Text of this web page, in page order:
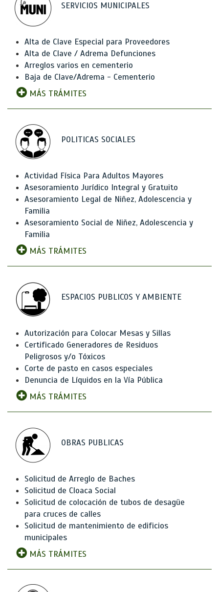
SERVICIOS MUNICIPALES
Alta de Clave Especial para Proveedores
Alta de Clave / Adrema Defunciones
Arreglos varios en cementerio
Baja de Clave/Adrema - Cementerio
MÁS TRÁMITES
POLITICAS SOCIALES
Actividad Física Para Adultos Mayores
Asesoramiento Jurídico Integral y Gratuito
Asesoramiento Legal de Niñez, Adolescencia y
Familia
Asesoramiento Social de Niñez, Adolescencia y
Familia
MÁS TRÁMITES
ESPACIOS PUBLICOS Y AMBIENTE
Autorización para Colocar Mesas y Sillas
Certificado Generadores de Residuos
Peligrosos y/o Tóxicos
Corte de pasto en casos especiales
Denuncia de Líquidos en la Vía Pública
MÁS TRÁMITES
OBRAS PUBLICAS
Solicitud de Arreglo de Baches
Solicitud de Cloaca Social
Solicitud de colocación de tubos de desagüe
para cruces de calles
Solicitud de mantenimiento de edificios
municipales
MÁS TRÁMITES